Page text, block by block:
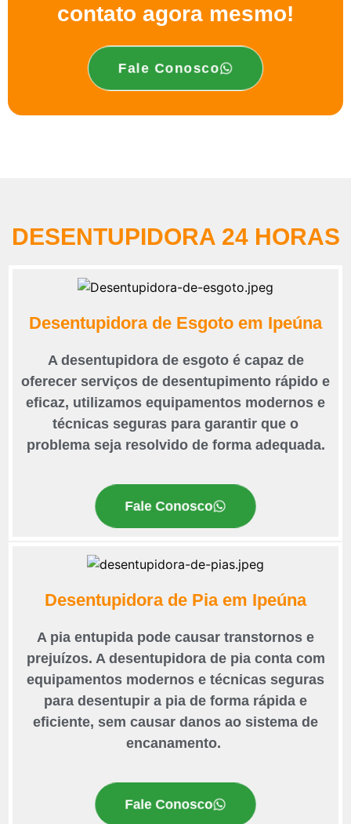
contato agora mesmo!
Fale Conosco
DESENTUPIDORA 24 HORAS
Desentupidora de Esgoto em Ipeúna
A desentupidora de esgoto é capaz de
oferecer serviços de desentupimento rápido e
eficaz, utilizamos equipamentos modernos e
técnicas seguras para garantir que o
problema seja resolvido de forma adequada.
Fale Conosco
Desentupidora de Pia em Ipeúna
A pia entupida pode causar transtornos e
prejuízos. A desentupidora de pia conta com
equipamentos modernos e técnicas seguras
para desentupir a pia de forma rápida e
eficiente, sem causar danos ao sistema de
encanamento.
Fale Conosco